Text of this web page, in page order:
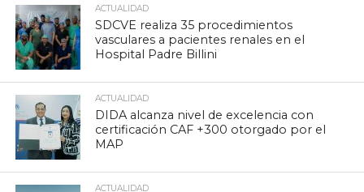
ACTUALIDAD
SDCVE realiza 35 procedimientos
vasculares a pacientes renales en el
Hospital Padre Billini
ACTUALIDAD
DIDA alcanza nivel de excelencia con
certificación CAF +300 otorgado por el
MAP
ACTUALIDAD